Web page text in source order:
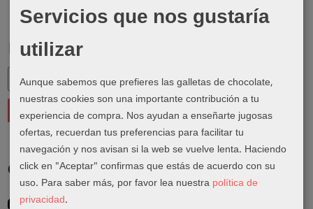
Marcas
Costes de Envío
GRATIS *
Servicios que nos gustaría
utilizar
Aunque sabemos que prefieres las galletas de chocolate,
nuestras cookies son una importante contribución a tu
experiencia de compra. Nos ayudan a enseñarte jugosas
ofertas, recuerdan tus preferencias para facilitar tu
navegación y nos avisan si la web se vuelve lenta. Haciendo
click en "Aceptar" confirmas que estás de acuerdo con su
uso. Para saber más, por favor lea nuestra política de
privacidad.